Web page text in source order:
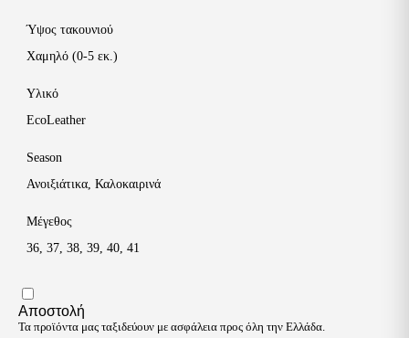
Ύψος τακουνιού
Χαμηλό (0-5 εκ.)
Υλικό
EcoLeather
Season
Ανοιξιάτικα, Καλοκαιρινά
Μέγεθος
36, 37, 38, 39, 40, 41
Αποστολή
Τα προϊόντα μας ταξιδεύουν με ασφάλεια προς όλη την Ελλάδα.